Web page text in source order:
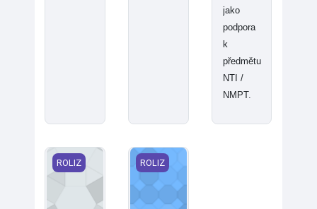
jako
podpora
k
předmětu
NTI /
NMPT.
Ordo Ab Chao
ROLIZ Organizational support for incoming
ROLIZ